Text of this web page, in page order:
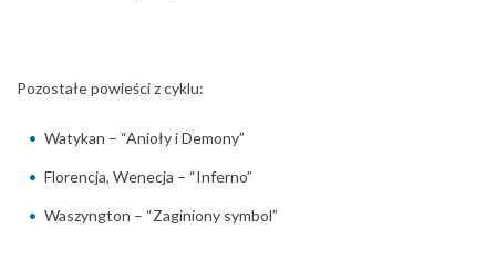
Pozostałe powieści z cyklu:
Watykan – “Anioły i Demony”
Florencja, Wenecja – “Inferno”
Waszyngton – “Zaginiony symbol”